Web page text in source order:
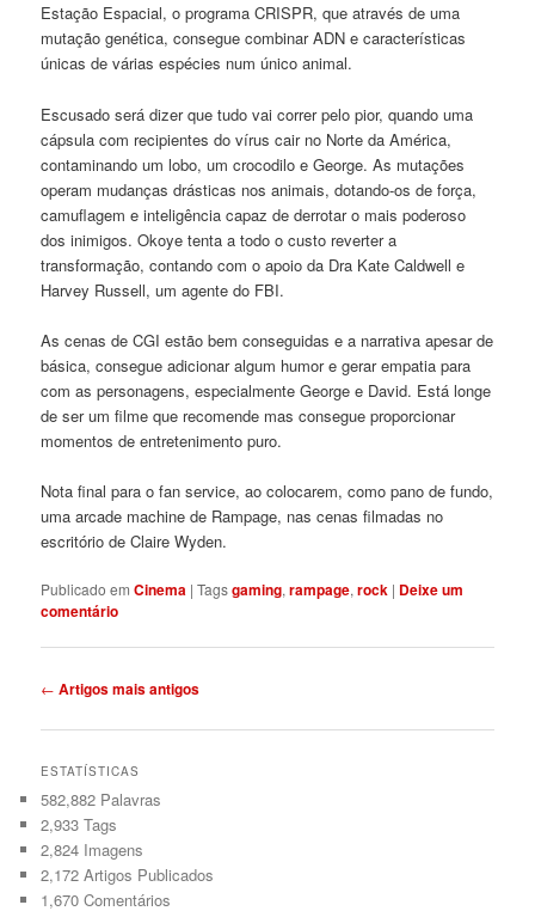
Estação Espacial, o programa CRISPR, que através de uma
mutação genética, consegue combinar ADN e características
únicas de várias espécies num único animal.
Escusado será dizer que tudo vai correr pelo pior, quando uma
cápsula com recipientes do vírus cair no Norte da América,
contaminando um lobo, um crocodilo e George. As mutações
operam mudanças drásticas nos animais, dotando-os de força,
camuflagem e inteligência capaz de derrotar o mais poderoso
dos inimigos. Okoye tenta a todo o custo reverter a
transformação, contando com o apoio da Dra Kate Caldwell e
Harvey Russell, um agente do FBI.
As cenas de CGI estão bem conseguidas e a narrativa apesar de
básica, consegue adicionar algum humor e gerar empatia para
com as personagens, especialmente George e David. Está longe
de ser um filme que recomende mas consegue proporcionar
momentos de entretenimento puro.
Nota final para o fan service, ao colocarem, como pano de fundo,
uma arcade machine de Rampage, nas cenas filmadas no
escritório de Claire Wyden.
Publicado em Cinema |Tagsgaming,rampage,rock | Deixe um
comentário
Navegação
artigos
← Artigos mais antigos
ESTATÍSTICAS
582,882 Palavras
2,933 Tags
2,824 Imagens
2,172 Artigos Publicados
1,670 Comentários